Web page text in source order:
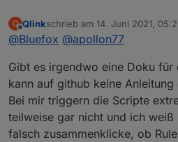
Q
Offline
Qlinkschrieb am 14. Juni 2021,
zuletzt editiert von
@Bluefox @apollon77
Gibt es irgendwo eine Doku für
kann auf github keine
Bei mir triggern die Scripte
teilweise gar nicht und ich
falsch zusammenklicke, ob